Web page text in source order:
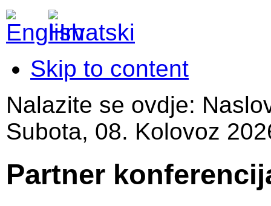
Skip to content
Nalazite se ovdje:
Subota, 08. Kolovoz
Partner